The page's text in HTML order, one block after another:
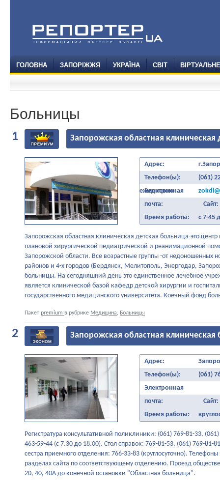
ГОЛОВНА ЗАПОРІЖЖЯ УКРАЇНА СВІТ
Больницы
1 Запорожская областная клиническая
Адрес:
Телефон(ы):
(061)
ежедневно
Электронная
почта:
Сайт:
Время работы:
с 7-45
Запорожская областная клиническая детская больница-это
плановой хирургической педиатрической и реанимационной
Запорожской области. Все возрастные группы -от недоношенных
районов и 4-х городов (Бердянск, Мелитополь, Энергодар,
больницы. На сегодняшний день это единственное лечебное
является клинической базой кафедр детской хирургии и
государственного медицинского университета. Коечный фонд
Пакет premium в рубрике Медицина, Больницы
2 Запорожская областная клиническая
Адрес:
Телефон(ы):
(061)
Электронная
почта:
Сайт:
Время работы:
Регистратура консультативной поликлиники: (061) 769-81-33,
463-59-44 (с 7.30 до 18.00). Стол справок: 769-81-53, (061) 769-
сестра приемного отделения: 766-33-83 (круглосуточно).
разделах сайта по соответствующему отделению. Проезд
20, 40, 40А до конечной остановки "Областная больница".